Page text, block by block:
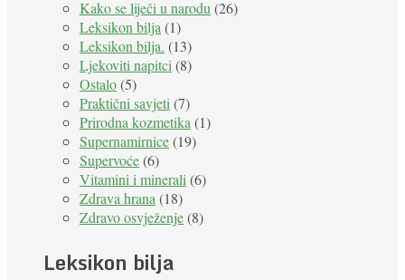
Kako se liječi u narodu (26)
Leksikon bilja (1)
Leksikon bilja. (13)
Ljekoviti napitci (8)
Ostalo(5)
Praktični savjeti (7)
Prirodna kozmetika (1)
Supernamirnice(19)
Supervoće(6)
Vitamini i minerali (6)
Zdrava hrana (18)
Zdravo osvježenje(8)
Leksikon bilja